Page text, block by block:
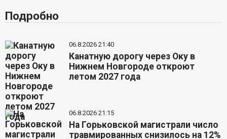
Подробно
06.8.2026 21:40
Канатную дорогу через Оку в
Нижнем Новгороде откроют
летом 2027 года
06.8.2026 21:15
На Горьковской магистрали число
травмированных снизилось на 12%